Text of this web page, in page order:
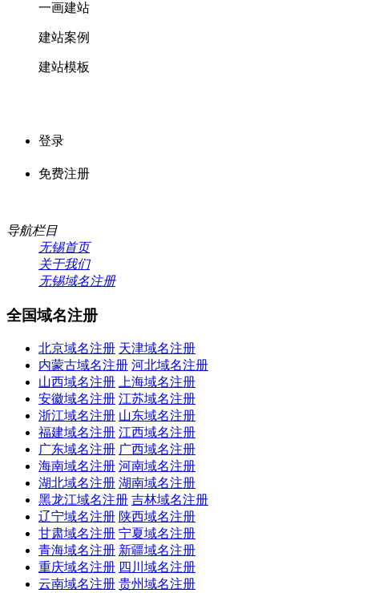
一画建站
建站案例
建站模板
登录
免费注册
导航栏目
无锡首页
关于我们
无锡域名注册
全国域名注册
北京域名注册 天津域名注册
内蒙古域名注册 河北域名注册
山西域名注册 上海域名注册
安徽域名注册 江苏域名注册
浙江域名注册 山东域名注册
福建域名注册 江西域名注册
广东域名注册 广西域名注册
海南域名注册 河南域名注册
湖北域名注册 湖南域名注册
黑龙江域名注册 吉林域名注册
辽宁域名注册 陕西域名注册
甘肃域名注册 宁夏域名注册
青海域名注册 新疆域名注册
重庆域名注册 四川域名注册
云南域名注册 贵州域名注册